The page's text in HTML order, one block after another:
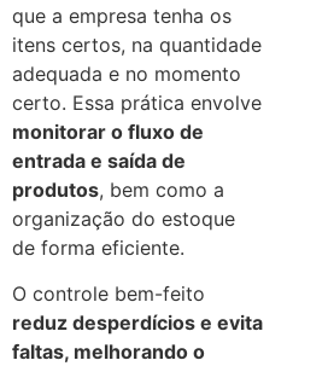
que a empresa tenha os
itens certos, na quantidade
adequada e no momento
certo. Essa prática envolve
monitorar o fluxo de
entrada e saída de
produtos, bem como a
organização do estoque
de forma eficiente.
O controle bem-feito
reduz desperdícios e evita
faltas, melhorando o